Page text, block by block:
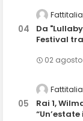
Da
Festival
02 agosto
Rai 1,